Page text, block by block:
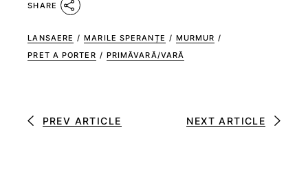
SHARE
LANSAERE / MARILE SPERANȚE / MURMUR /
PRET A PORTER / PRIMĂVARĂ/VARĂ
PREV ARTICLE NEXT ARTICLE